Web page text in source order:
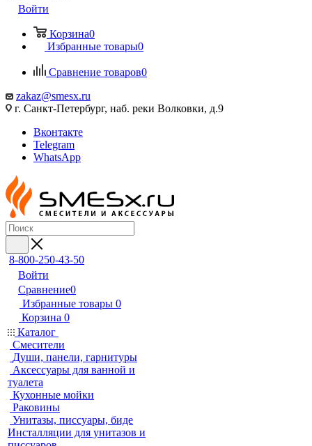
Войти
Корзина0
Избранные товары0
Сравнение товаров0
zakaz@smesx.ru
г. Санкт-Петербург, наб. реки Волковки, д.9
Вконтакте
Telegram
WhatsApp
8-800-250-43-50
Войти
Сравнение0
Избранные товары 0
Корзина 0
Каталог
Смесители
Души, панели, гарнитуры
Аксессуары для ванной и
туалета
Кухонные мойки
Раковины
Унитазы, писсуары, биде
Инсталляции для унитазов и